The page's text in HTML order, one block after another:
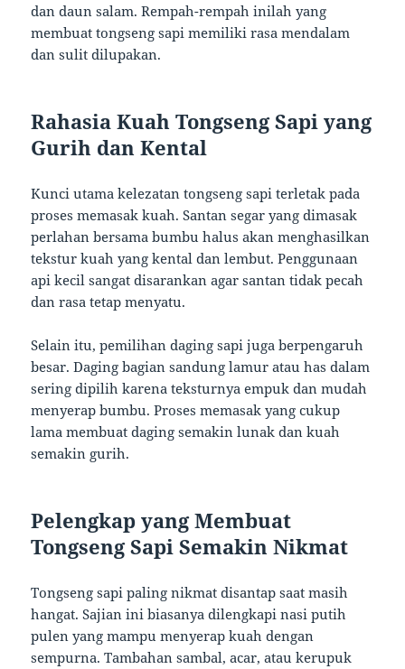
dan daun salam. Rempah-rempah inilah yang
membuat tongseng sapi memiliki rasa mendalam
dan sulit dilupakan.
Rahasia Kuah Tongseng Sapi yang
Gurih dan Kental
Kunci utama kelezatan tongseng sapi terletak pada
proses memasak kuah. Santan segar yang dimasak
perlahan bersama bumbu halus akan menghasilkan
tekstur kuah yang kental dan lembut. Penggunaan
api kecil sangat disarankan agar santan tidak pecah
dan rasa tetap menyatu.
Selain itu, pemilihan daging sapi juga berpengaruh
besar. Daging bagian sandung lamur atau has dalam
sering dipilih karena teksturnya empuk dan mudah
menyerap bumbu. Proses memasak yang cukup
lama membuat daging semakin lunak dan kuah
semakin gurih.
Pelengkap yang Membuat
Tongseng Sapi Semakin Nikmat
Tongseng sapi paling nikmat disantap saat masih
hangat. Sajian ini biasanya dilengkapi nasi putih
pulen yang mampu menyerap kuah dengan
sempurna. Tambahan sambal, acar, atau kerupuk